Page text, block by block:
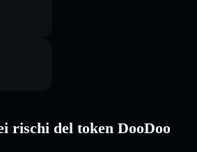
rischi del token DooDoo